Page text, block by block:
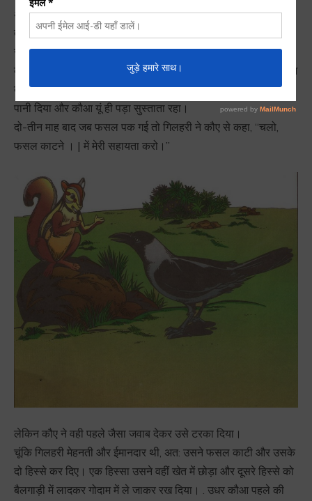
अच्छी मित्रता थी। लेकिन कौआ जहां बेहद आलसी था, वहीं । | गिलहरी
तेज व फुर्तीली। । एक दिन दोनों ने तय किया कि क्यों न कुछ खेती की
जाए। दोनों का विचार था कि उनकी । कड़ी मेहनत से अच्छी फसल होगी।
कुछ दिन बाद गिलहरी ने कौए को बुलाकर खेतों में पानी देने को कहा। कौआ
बोला, “अभी तुम जाओ, मैं थोड़ी देर में आता हूं।” बेचारी गिलहरी ने खेतों में
पानी दिया और कौआ यूं ही पड़ा सुस्ताता रहा।
दो-तीन माह बाद जब फसल पक गई तो गिलहरी ने कौए से कहा, “चलो,
फसल काटने । | में मेरी सहायता करो।”
लेकिन कौए ने वही पहले जैसा जवाब देकर उसे टरका दिया।
चूंकि गिलहरी मेहनती और ईमानदार थी, अत: उसने फसल काटी और उसके
दो हिस्से कर दिए। एक हिस्सा उसने वहीं खेत में छोड़ा और दूसरे हिस्से को
बैलगाड़ी में लादकर गोदाम में ले जाकर रख दिया। . उधर कौआ पहले की